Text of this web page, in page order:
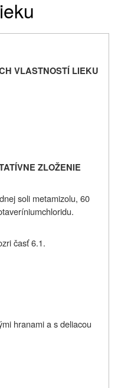
VLASTNOSTÍ LIEKU
ZLOŽENIE
soli metamizolu, 60
časť 6.1.
hranami a s deliacou